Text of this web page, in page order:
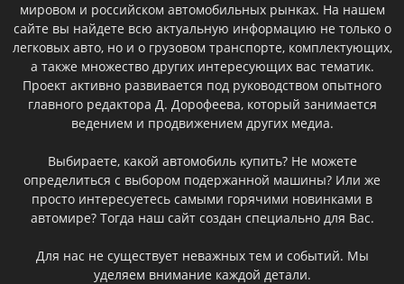
мировом и российском автомобильных рынках. На нашем
сайте вы найдете всю актуальную информацию не только о
легковых авто, но и о грузовом транспорте, комплектующих,
а также множество других интересующих вас тематик.
Проект активно развивается под руководством опытного
главного редактора Д. Дорофеева, который занимается
ведением и продвижением других медиа.
Выбираете, какой автомобиль купить? Не можете
определиться с выбором подержанной машины? Или же
просто интересуетесь самыми горячими новинками в
автомире? Тогда наш сайт создан специально для Вас.
Для нас не существует неважных тем и событий. Мы
уделяем внимание каждой детали.